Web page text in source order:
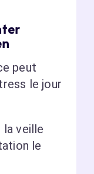
peut
le jour
la veille
le